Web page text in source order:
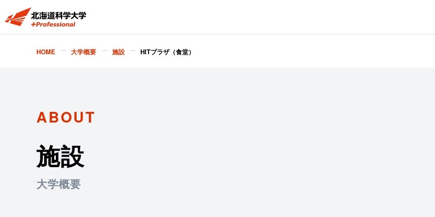
HOME 大学概要 施設 HITプラザ（食堂）
ABOUT
施設
大学概要